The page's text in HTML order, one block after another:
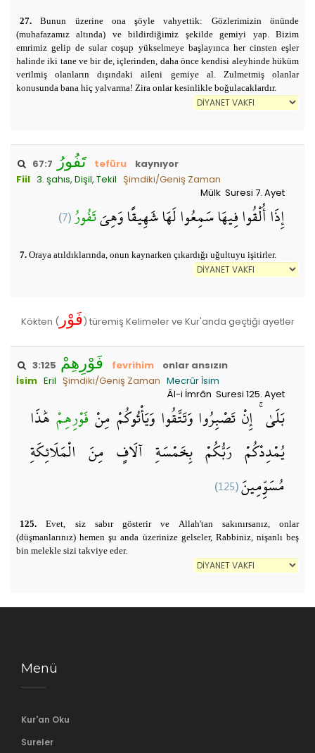
27.Bunun üzerine ona şöyle vahyettik: Gözlerimizin önünde
(muhafazamız altında) ve bildirdiğimiz şekilde gemiyi yap. Bizim
emrimiz gelip de sular coşup yükselmeye başlayınca her cinsten eşler
halinde iki tane ve bir de, içlerinden, daha önce kendisi aleyhinde hüküm
verilmiş olanların dışındaki aileni gemiye al. Zulmetmiş olanlar
konusunda bana hiç yalvarma! Zira onlar kesinlikle boğulacaklardır.
67:7 تَفُورُ tefūru
kaynıyor
Fiil 3. şahıs, Dişil, Tekil Şimdiki/Geniş Zaman
Mülk Suresi 7. Ayet
إِذَا أُلْقُوا فِيهَا سَمِعُوا لَهَا شَهِيقًا وَهِيَتَفُورُ(7)
7. Oraya atıldıklarında, onun kaynarken çıkardığı uğultuyu işitirler.
Kökten (فَوْر) türemiş Kelimeler ve Kur'anda geçtiği ayetler
3:125 فَوْرِهِمْ fevrihim
onlar ansızın
İsim Eril Şimdiki/Geniş Zaman Mecrûr İsim
Âl-i İmrân Suresi 125. Ayet
بَلَىٰ ۚ إِنْ تَصْبِرُوا وَتَتَّقُوا وَيَأْتُوكُمْ مِنْ فَوْرِهِمْ هَٰذَا
يُمْدِدْكُمْ رَبُّكُمْ بِخَمْسَةِ آلَافٍ مِنَ الْمَلَائِكَةِ
مُسَوِّمِينَ(125)
125.Evet, siz sabır gösterir ve Allah'tan sakınırsanız, onlar
(düşmanlarınız) hemen şu anda üzerinize gelseler, Rabbiniz, nişanlı beş
bin melekle sizi takviye eder.
Menü
Kur'an Oku
Sureler